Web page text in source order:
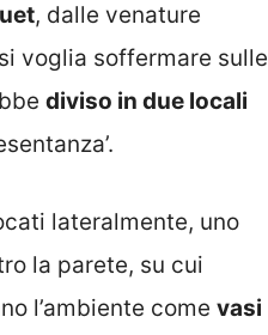
, dalle venature
voglia soffermare sulle
diviso in due locali
lateralmente, uno
la parete, su cui
l’ambiente come vasi